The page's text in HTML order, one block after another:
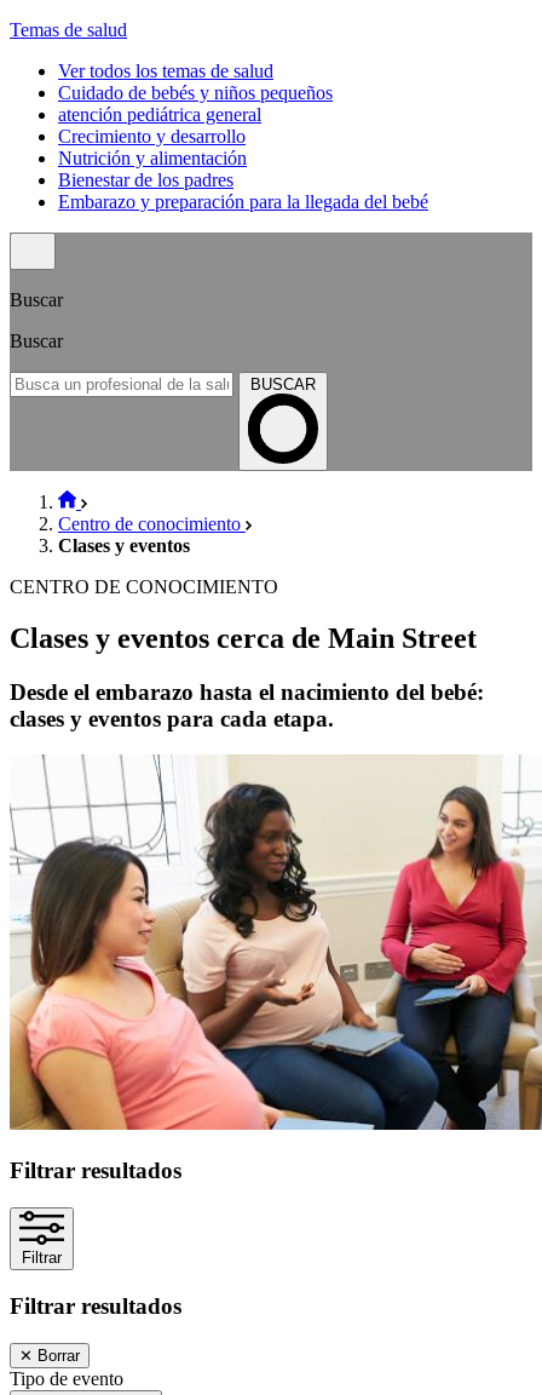
Temas de salud
Ver todos los temas de salud
Cuidado de bebés y niños pequeños
atención pediátrica general
Crecimiento y desarrollo
Nutrición y alimentación
Bienestar de los padres
Embarazo y preparación para la llegada del bebé
Buscar
Buscar
BUSCAR
Centro de conocimiento
Clases y eventos
CENTRO DE CONOCIMIENTO
Clases y eventos cerca de Main Street
Desde el embarazo hasta el nacimiento del bebé:
clases y eventos para cada etapa.
Filtrar resultados
Filtrar
Filtrar resultados
✕ Borrar
Tipo de evento